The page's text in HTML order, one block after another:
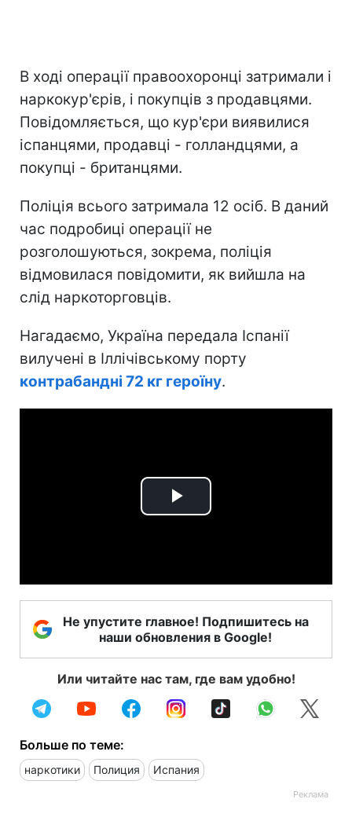
В ході операції правоохоронці затримали і
наркокур'єрів, і покупців з продавцями.
Повідомляється, що кур'єри виявилися
іспанцями, продавці - голландцями, а
покупці - британцями.
Поліція всього затримала 12 осіб. В даний
час подробиці операції не
розголошуються, зокрема, поліція
відмовилася повідомити, як вийшла на
слід наркоторговців.
Нагадаємо, Україна передала Іспанії
вилучені в Іллічівському порту
контрабандні 72 кг героїну.
Play
Не упустите главное! Подпишитесь на
наши обновления в Google!
Или читайте нас там, где вам удобно!
Больше по теме:
наркотики Полиция Испания